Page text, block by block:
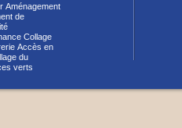
Aménagement
de
Collage
Accès en
du
verts